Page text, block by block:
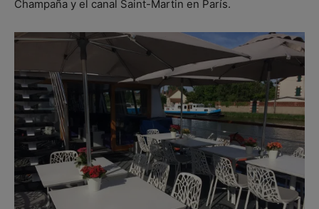
Champaña y el canal Saint-Martin en París.